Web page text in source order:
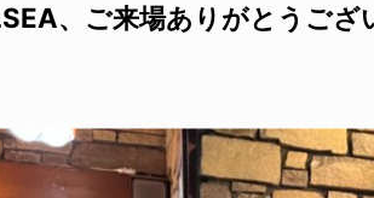
、ご来場ありがとうござ